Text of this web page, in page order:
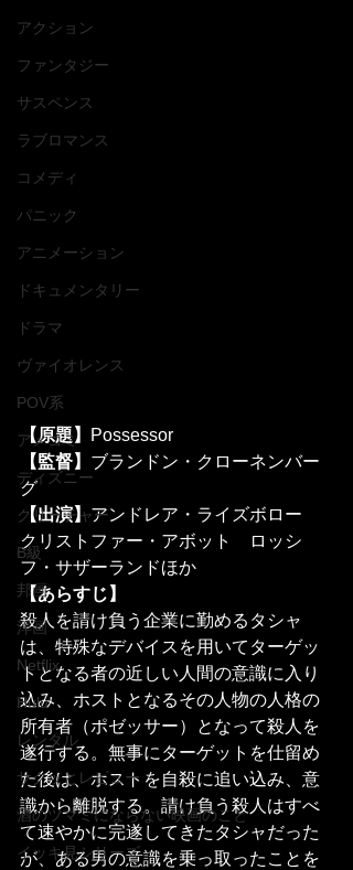
アクション
ファンタジー
サスペンス
ラブロマンス
コメディ
パニック
アニメーション
ドキュメンタリー
ドラマ
ヴァイオレンス
POV系
アメコミ
ディズニー
クリーチャー
B級
邦画
洋画
Netflix
Hulu
レンタル
サクッとレビュー
酒のツマミにならない映画のこと
イッキ見シリーズ
【原題】
Possessor
【監督】 ブランドン・クローネンバー
グ
【出演】アンドレア・ライズボロー
クリストファー・アボット　ロッシ
フ・サザーランドほか
【あらすじ】
殺人を請け負う企業に勤めるタシャ
は、特殊なデバイスを用いてターゲッ
トとなる者の近しい人間の意識に入り
込み、ホストとなるその人物の人格の
所有者（ポゼッサー）となって殺人を
遂行する。無事にターゲットを仕留め
た後は、ホストを自殺に追い込み、意
識から離脱する。請け負う殺人はすべ
て速やかに完遂してきたタシャだった
が、ある男の意識を乗っ取ったことを